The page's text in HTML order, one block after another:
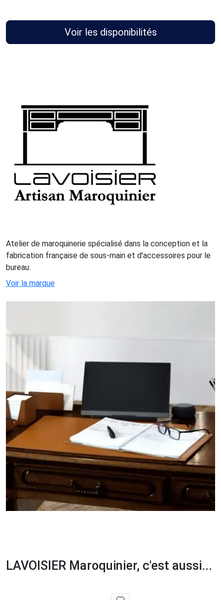
Voir les disponibilités
Atelier de maroquinerie spécialisé dans la conception et la
fabrication française de sous-main et d'accessoires pour le
bureau.
Voir la marque
LAVOISIER Maroquinier, c'est aussi...